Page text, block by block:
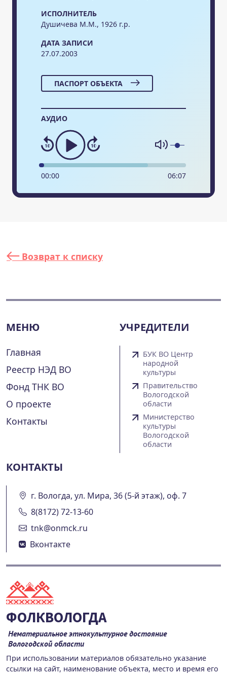
ИСПОЛНИТЕЛЬ
Душичева М.М., 1926 г.р.
ДАТА ЗАПИСИ
27.07.2003
ПАСПОРТ ОБЪЕКТА
АУДИО
00:00 06:07
Возврат к списку
МЕНЮ
Главная
Реестр НЭД ВО
Фонд ТНК ВО
О проекте
Контакты
УЧРЕДИТЕЛИ
БУК ВО Центр
народной
культуры
Правительство
Вологодской
области
Министерство
культуры
Вологодской
области
КОНТАКТЫ
г. Вологда, ул. Мира, 36 (5-й этаж), оф. 7
8(8172) 72-13-60
tnk@onmck.ru
Вконтакте
ФОЛКВОЛОГДА
Нематериальное этнокультурное достояние
Вологодской области
При использовании материалов обязательно указание
ссылки на сайт, наименование объекта, место и время его